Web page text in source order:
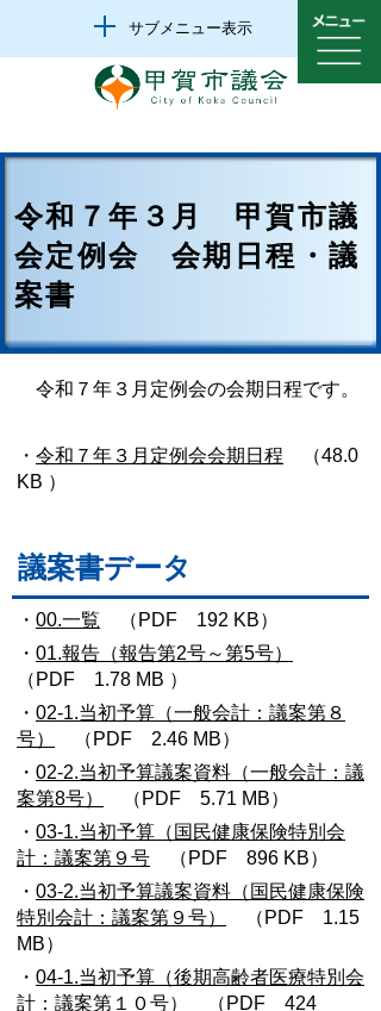
サブメニュー表示
令和７年３月 甲賀市議
会定例会 会期日程・議
案書
令和７年３月定例会の会期日程です。
・ 令和７年３月定例会会期日程 （48.0
KB ）
議案書データ
・ 00.一覧 （PDF 192 KB）
・ 01.報告（報告第2号～第5号）
（PDF 1.78 MB ）
・ 02-1.当初予算（一般会計：議案第８
号）
（PDF 2.46 MB）
・ 02-2.当初予算議案資料（一般会計：議
案第8号）
（PDF 5.71 MB）
・ 03-1.当初予算（国民健康保険特別会
計：議案第９号 （PDF 896 KB）
・ 03-2.当初予算議案資料（国民健康保険
特別会計：議案第９号）
（PDF 1.15
MB）
・ 04-1.当初予算（後期高齢者医療特別会
計：議案第１０号）
（PDF 424